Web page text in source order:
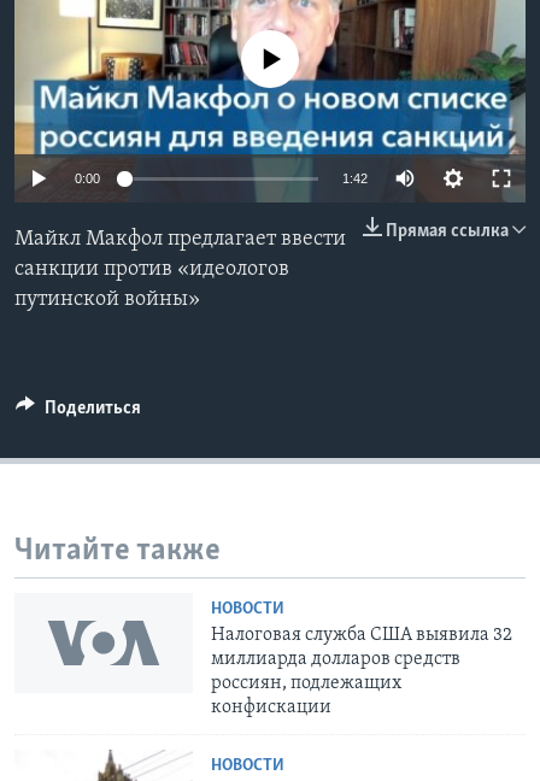
СОЦИАЛЬНЫЕ СЕТИ
No media source currently available
0:00 1:42
Прямая ссылка
Майкл Макфол предлагает ввести
санкции против «идеологов
путинской войны»
Поделиться
Читайте также
НОВОСТИ
Налоговая служба США выявила 32
миллиарда долларов средств
россиян, подлежащих
конфискации
НОВОСТИ